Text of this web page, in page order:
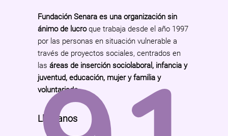
Fundación Senara es una organización sin
ánimo de lucroque trabaja desde el año 1997
por las personas en situación vulnerable a
través de proyectos sociales, centrados en
las áreas de inserción sociolaboral, infancia y
juventud, educación, mujer y familia y
voluntariado.
Llámanos